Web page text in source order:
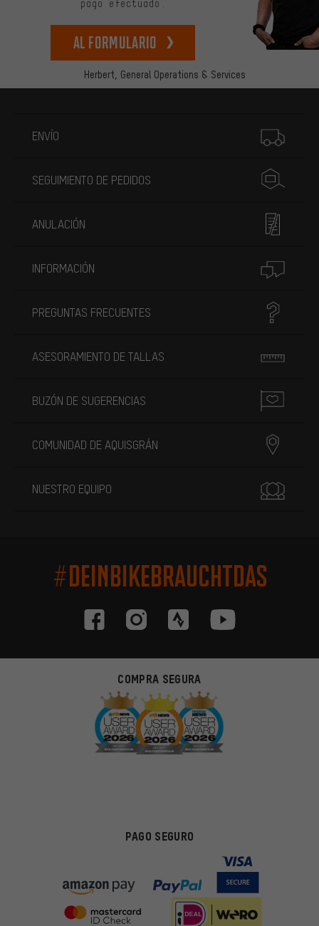
Herbert, General Operations & Services
pago efectuado.
Al formulario
ENVÍO
SEGUIMIENTO DE PEDIDOS
ANULACIÓN
INFORMACIÓN
PREGUNTAS FRECUENTES
ASESORAMIENTO DE TALLAS
BUZÓN DE SUGERENCIAS
COMUNIDAD DE AQUISGRÁN
NUESTRO EQUIPO
#DEINBIKEBRAUCHTDAS
COMPRA SEGURA
PAGO SEGURO